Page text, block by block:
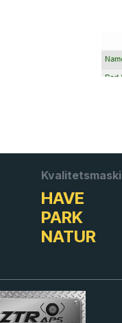
HAVE
PARK
NATUR